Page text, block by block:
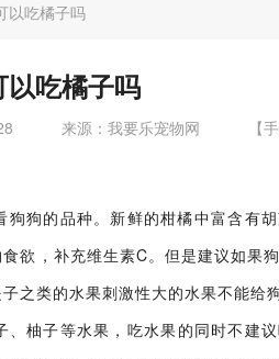
以吃橘子吗
以吃橘子吗
来源：我要乐宠物网 【
狗的品种。新鲜的柑橘中富含有
欲，补充维生素C。但是建议如果
之类的水果刺激性大的水果不能给狗
柚子等水果，吃水果的同时不建